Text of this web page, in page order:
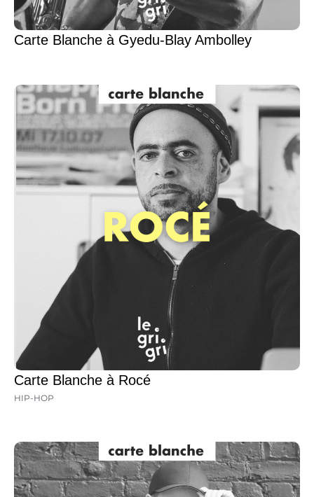
Carte Blanche à Gyedu-Blay Ambolley
Carte Blanche à Rocé
HIP-HOP